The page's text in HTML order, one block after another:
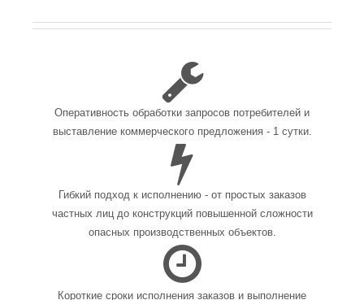
Оперативность обработки запросов потребителей и
выставление коммерческого предложения - 1 сутки.
Гибкий подход к исполнению - от простых заказов
частных лиц до конструкций повышенной сложности
опасных производственных объектов.
Короткие сроки исполнения заказов и выполнение